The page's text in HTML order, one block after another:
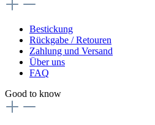
Bestickung
Rückgabe / Retouren
Zahlung und Versand
Über uns
FAQ
Good to know